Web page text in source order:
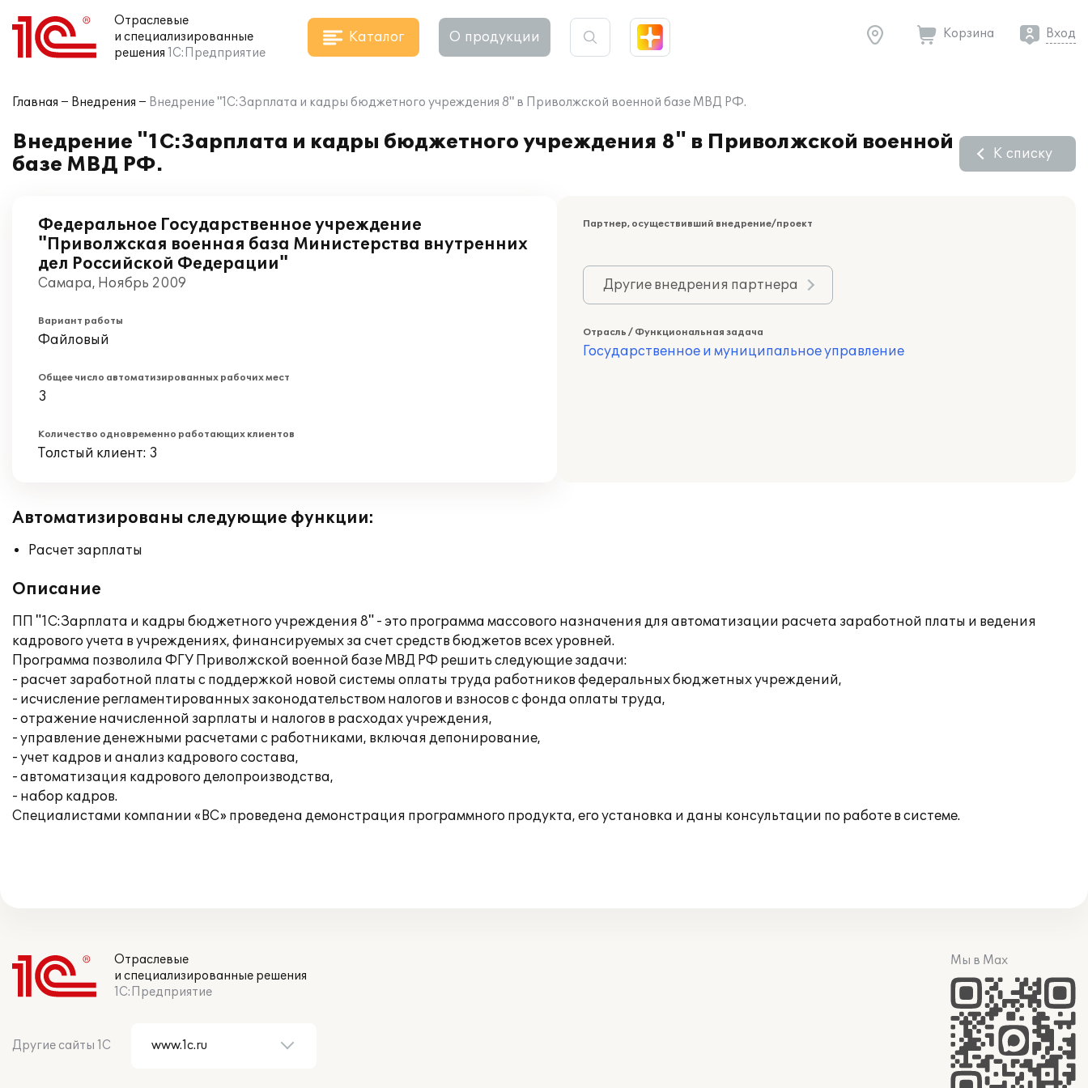
Отраслевые
и специализированные
решения 1С:Предприятие
Каталог О продукции Корзина Вход
Главная Внедрения Внедрение "1С:Зарплата и кадры бюджетного учреждения 8" в Приволжской военной базе МВД РФ.
Внедрение "1С:Зарплата и кадры бюджетного учреждения 8" в Приволжской военной
базе МВД РФ.
К списку
Федеральное Государственное учреждение
"Приволжская военная база Министерства внутренних
дел Российской Федерации"
Самара, Ноябрь 2009
Вариант работы
Файловый
Общее число автоматизированных рабочих мест
3
Количество одновременно работающих клиентов
Толстый клиент: 3
Партнер, осуществивший внедрение/проект
Другие внедрения партнера
Отрасль / Функциональная задача
Государственное и муниципальное управление
Автоматизированы следующие функции:
Расчет зарплаты
Описание
ПП "1С:Зарплата и кадры бюджетного учреждения 8" - это программа массового назначения для автоматизации расчета заработной платы и ведения
кадрового учета в учреждениях, финансируемых за счет средств бюджетов всех уровней.
Программа позволила ФГУ Приволжской военной базе МВД РФ решить следующие задачи:
- расчет заработной платы с поддержкой новой системы оплаты труда работников федеральных бюджетных учреждений,
- исчисление регламентированных законодательством налогов и взносов с фонда оплаты труда,
- отражение начисленной зарплаты и налогов в расходах учреждения,
- управление денежными расчетами с работниками, включая депонирование,
- учет кадров и анализ кадрового состава,
- автоматизация кадрового делопроизводства,
- набор кадров.
Специалистами компании «ВС» проведена демонстрация программного продукта, его установка и даны консультации по работе в системе.
Отраслевые
и специализированные решения
1С:Предприятие
Другие сайты 1С
Мы в Max